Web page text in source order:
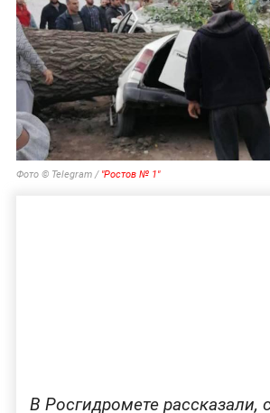
Фото © Telegram / "Ростов № 1"
В Росгидромете рассказали,